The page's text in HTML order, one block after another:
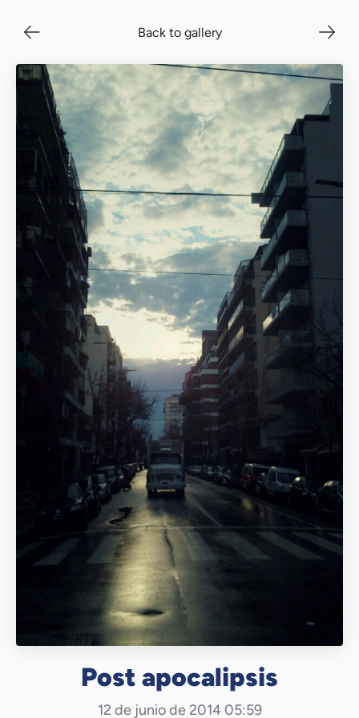
Back to gallery
Post apocalipsis
12 de junio de 2014 05:59